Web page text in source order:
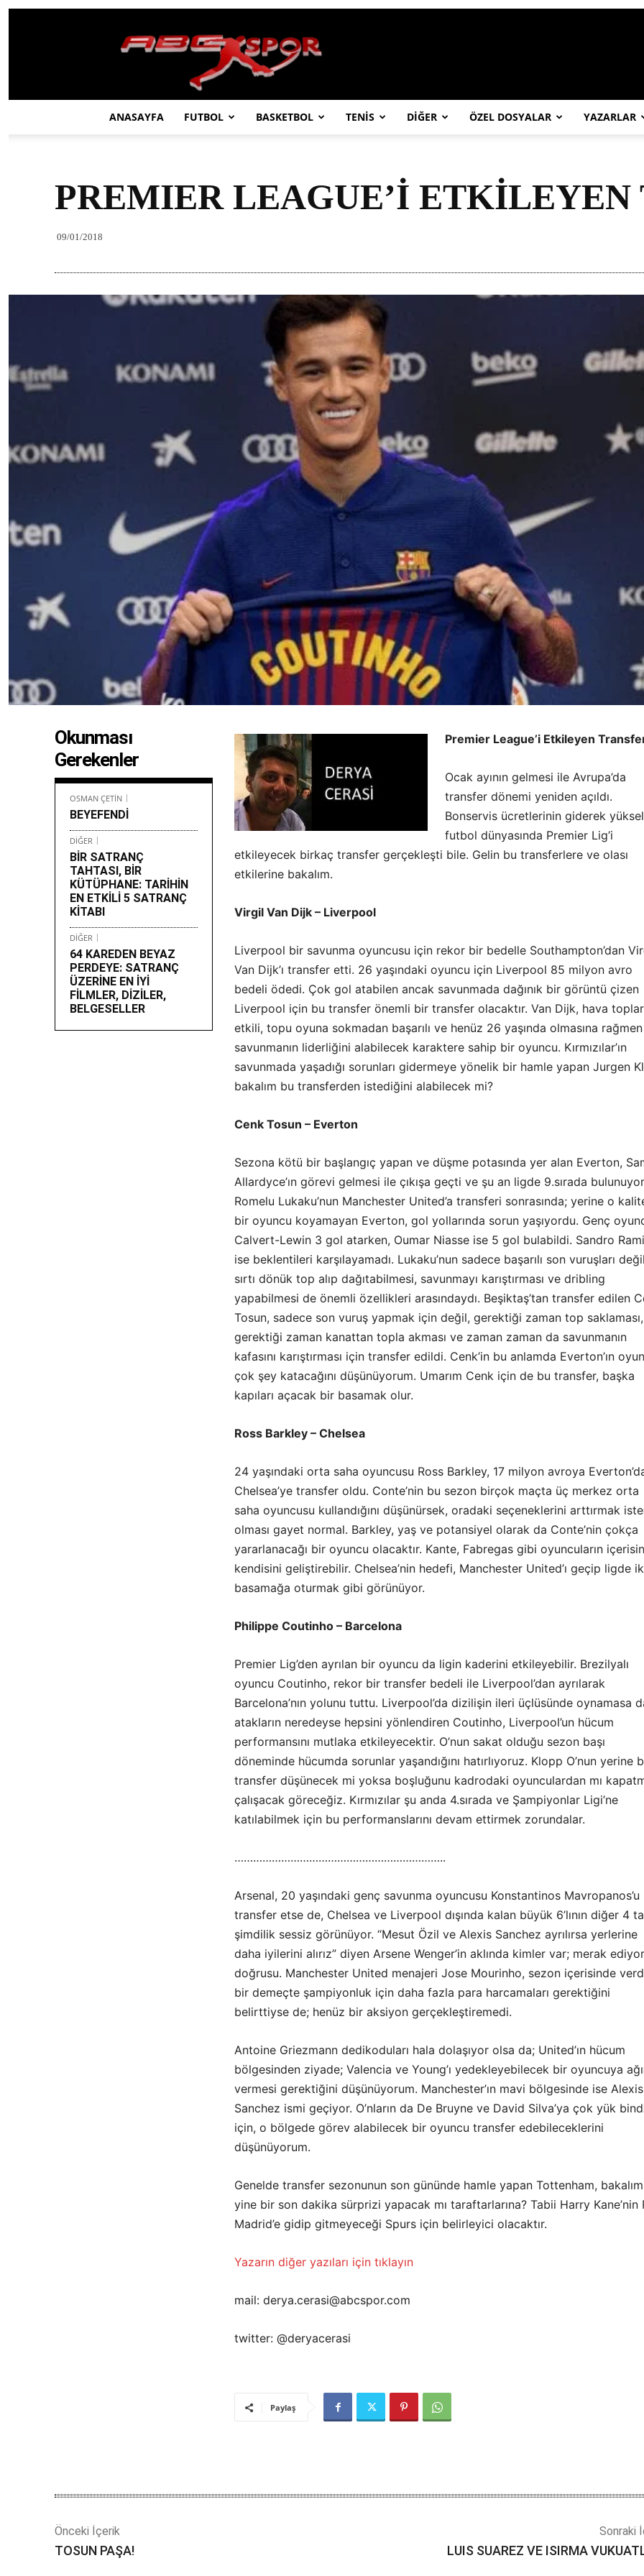
ABC
SPOR
ANASAYFA FUTBOL BASKETBOL TENİS DİĞER ÖZEL DOSYALAR YAZARLAR
PREMIER LEAGUE’İ ETKİLEYEN
09/01/2018
Okunması
Gerekenler
OSMAN ÇETİN
BEYEFENDİ
DİĞER
BİR SATRANÇ
TAHTASI, BİR
KÜTÜPHANE: TARİHİN
EN ETKİLİ 5 SATRANÇ
KİTABI
DİĞER
64 KAREDEN BEYAZ
PERDEYE: SATRANÇ
ÜZERİNE EN İYİ
FİLMLER, DİZİLER,
BELGESELLER
Premier League’i Etkileyen
Ocak ayının gelmesi ile Avrupa’da
transfer dönemi yeniden açıldı.
Bonservis ücretlerinin giderek
futbol dünyasında Premier Lig’i
etkileyecek birkaç transfer gerçekleşti bile. Gelin bu transferlere ve olası
etkilerine bakalım.
Virgil Van Dijk – Liverpool
Liverpool bir savunma oyuncusu için rekor bir bedelle Southampton’dan
Van Dijk’ı transfer etti. 26 yaşındaki oyuncu için Liverpool 85 milyon avro
bedeli ödedi. Çok gol atabilen ancak savunmada dağınık bir görüntü çizen
Liverpool için bu transfer önemli bir transfer olacaktır. Van Dijk, hava
etkili, topu oyuna sokmadan başarılı ve henüz 26 yaşında olmasına rağmen
savunmanın liderliğini alabilecek karaktere sahip bir oyuncu. Kırmızılar’ın
savunmada yaşadığı sorunları gidermeye yönelik bir hamle yapan Jurgen
bakalım bu transferden istediğini alabilecek mi?
Cenk Tosun – Everton
Sezona kötü bir başlangıç yapan ve düşme potasında yer alan Everton,
Allardyce’ın görevi gelmesi ile çıkışa geçti ve şu an ligde 9.sırada
Romelu Lukaku’nun Manchester United’a transferi sonrasında; yerine o
bir oyuncu koyamayan Everton, gol yollarında sorun yaşıyordu. Genç
Calvert-Lewin 3 gol atarken, Oumar Niasse ise 5 gol bulabildi. Sandro
ise beklentileri karşılayamadı. Lukaku’nun sadece başarılı son vuruşları
sırtı dönük top alıp dağıtabilmesi, savunmayı karıştırması ve dribling
yapabilmesi de önemli özellikleri arasındaydı. Beşiktaş’tan transfer edilen
Tosun, sadece son vuruş yapmak için değil, gerektiği zaman top saklaması,
gerektiği zaman kanattan topla akması ve zaman zaman da savunmanın
kafasını karıştırması için transfer edildi. Cenk’in bu anlamda Everton’ın
çok şey katacağını düşünüyorum. Umarım Cenk için de bu transfer, başka
kapıları açacak bir basamak olur.
Ross Barkley – Chelsea
24 yaşındaki orta saha oyuncusu Ross Barkley, 17 milyon avroya
Chelsea’ye transfer oldu. Conte’nin bu sezon birçok maçta üç merkez orta
saha oyuncusu kullandığını düşünürsek, oradaki seçeneklerini arttırmak
olması gayet normal. Barkley, yaş ve potansiyel olarak da Conte’nin çokça
yararlanacağı bir oyuncu olacaktır. Kante, Fabregas gibi oyuncuların
kendisini geliştirebilir. Chelsea’nin hedefi, Manchester United’ı geçip ligde
basamağa oturmak gibi görünüyor.
Philippe Coutinho – Barcelona
Premier Lig’den ayrılan bir oyuncu da ligin kaderini etkileyebilir. Brezilyalı
oyuncu Coutinho, rekor bir transfer bedeli ile Liverpool’dan ayrılarak
Barcelona’nın yolunu tuttu. Liverpool’da dizilişin ileri üçlüsünde oynamasa
atakların neredeyse hepsini yönlendiren Coutinho, Liverpool’un hücum
performansını mutlaka etkileyecektir. O’nun sakat olduğu sezon başı
döneminde hücumda sorunlar yaşandığını hatırlıyoruz. Klopp O’nun yerine
transfer düşünecek mi yoksa boşluğunu kadrodaki oyunculardan mı
çalışacak göreceğiz. Kırmızılar şu anda 4.sırada ve Şampiyonlar Ligi’ne
katılabilmek için bu performanslarını devam ettirmek zorundalar.
…………………………………………………………..
Arsenal, 20 yaşındaki genç savunma oyuncusu Konstantinos Mavropanos’u
transfer etse de, Chelsea ve Liverpool dışında kalan büyük 6’lının diğer 4
şimdilik sessiz görünüyor. “Mesut Özil ve Alexis Sanchez ayrılırsa yerlerine
daha iyilerini alırız” diyen Arsene Wenger’in aklında kimler var; merak
doğrusu. Manchester United menajeri Jose Mourinho, sezon içerisinde
bir demeçte şampiyonluk için daha fazla para harcamaları gerektiğini
belirttiyse de; henüz bir aksiyon gerçekleştiremedi.
Antoine Griezmann dedikoduları hala dolaşıyor olsa da; United’ın hücum
bölgesinden ziyade; Valencia ve Young’ı yedekleyebilecek bir oyuncuya
vermesi gerektiğini düşünüyorum. Manchester’ın mavi bölgesinde ise Alexis
Sanchez ismi geçiyor. O’nların da De Bruyne ve David Silva’ya çok yük
için, o bölgede görev alabilecek bir oyuncu transfer edebileceklerini
düşünüyorum.
Genelde transfer sezonunun son gününde hamle yapan Tottenham, bakalım
yine bir son dakika sürprizi yapacak mı taraftarlarına? Tabii Harry Kane’nin
Madrid’e gidip gitmeyeceği Spurs için belirleyici olacaktır.
Yazarın diğer yazıları için tıklayın
mail: derya.cerasi@abcspor.com
twitter: @deryacerasi
Paylaş
Önceki İçerik
TOSUN PAŞA!
Sonraki
LUIS SUAREZ VE ISIRMA